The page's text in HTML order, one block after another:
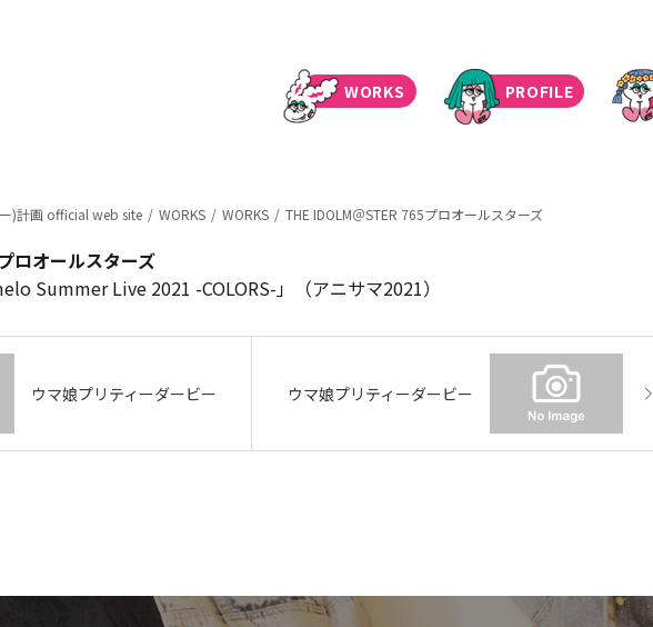
WORKS PROFILE
)計画 official web site WORKS WORKS THE IDOLM＠STER 765プロオールスターズ
ロオールスターズ
Summer Live 2021 -COLORS-」（アニサマ2021）
ウマ娘プリティーダービー ウマ娘プリティーダービー